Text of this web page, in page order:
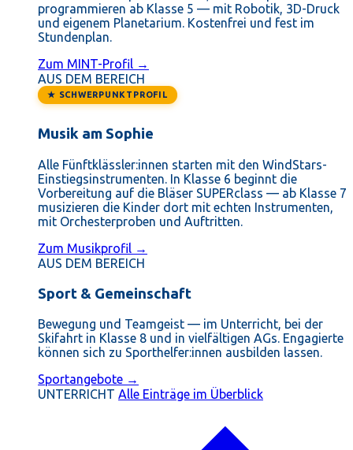
programmieren ab Klasse 5 — mit Robotik, 3D-Druck
und eigenem Planetarium. Kostenfrei und fest im
Stundenplan.
Zum MINT-Profil →
AUS DEM BEREICH
★ SCHWERPUNKTPROFIL
Musik am Sophie
Alle Fünftklässler:innen starten mit den WindStars-
Einstiegsinstrumenten. In Klasse 6 beginnt die
Vorbereitung auf die Bläser SUPERclass — ab Klasse 7
musizieren die Kinder dort mit echten Instrumenten,
mit Orchesterproben und Auftritten.
Zum Musikprofil →
AUS DEM BEREICH
Sport & Gemeinschaft
Bewegung und Teamgeist — im Unterricht, bei der
Skifahrt in Klasse 8 und in vielfältigen AGs. Engagierte
können sich zu Sporthelfer:innen ausbilden lassen.
Sportangebote →
UNTERRICHT Alle Einträge im Überblick